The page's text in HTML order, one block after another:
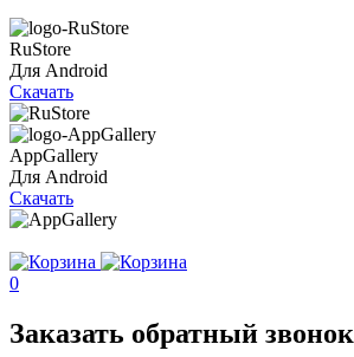
RuStore
Для Android
Скачать
AppGallery
Для Android
Скачать
0
Заказать обратный звонок